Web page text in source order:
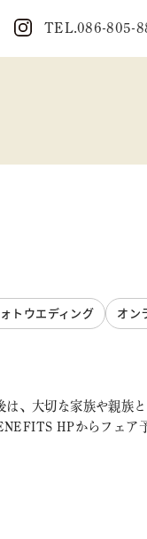
TEL.086-805-
トウエディング オン
、大切な家族や親族
HPからフェア